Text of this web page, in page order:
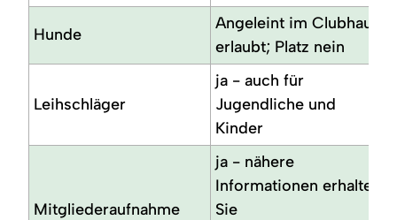
Hunde
Angeleint im Clubhaus
erlaubt; Platz nein
Leihschläger
ja - auch für
Jugendliche und
Kinder
Mitgliederaufnahme
ja - nähere
Informationen erhalten
Sie